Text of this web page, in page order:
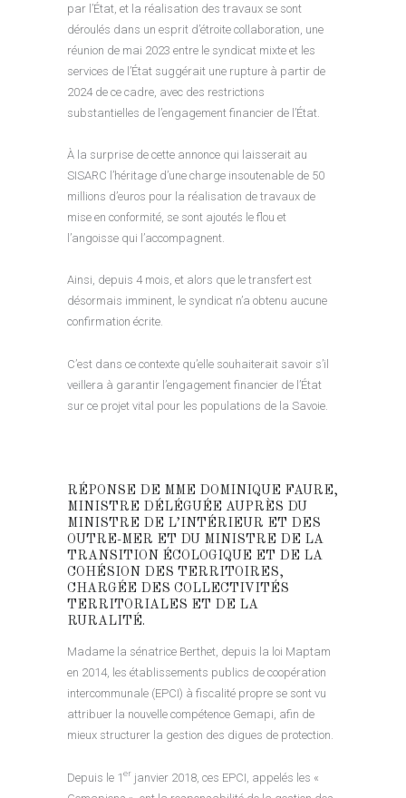
par l’État, et la réalisation des travaux se sont
déroulés dans un esprit d’étroite collaboration, une
réunion de mai 2023 entre le syndicat mixte et les
services de l’État suggérait une rupture à partir de
2024 de ce cadre, avec des restrictions
substantielles de l’engagement financier de l’État.
À la surprise de cette annonce qui laisserait au
SISARC l’héritage d’une charge insoutenable de 50
millions d’euros pour la réalisation de travaux de
mise en conformité, se sont ajoutés le flou et
l’angoisse qui l’accompagnent.
Ainsi, depuis 4 mois, et alors que le transfert est
désormais imminent, le syndicat n’a obtenu aucune
confirmation écrite.
C’est dans ce contexte qu’elle souhaiterait savoir s’il
veillera à garantir l’engagement financier de l’État
sur ce projet vital pour les populations de la Savoie.
RÉPONSE DE MME DOMINIQUE FAURE,
MINISTRE DÉLÉGUÉE AUPRÈS DU
MINISTRE DE L’INTÉRIEUR ET DES
OUTRE-MER ET DU MINISTRE DE LA
TRANSITION ÉCOLOGIQUE ET DE LA
COHÉSION DES TERRITOIRES,
CHARGÉE DES COLLECTIVITÉS
TERRITORIALES ET DE LA
RURALITÉ.
Madame la sénatrice Berthet, depuis la loi Maptam
en 2014, les établissements publics de coopération
intercommunale (EPCI) à fiscalité propre se sont vu
attribuer la nouvelle compétence Gemapi, afin de
mieux structurer la gestion des digues de protection.
Depuis le 1er janvier 2018, ces EPCI, appelés les «